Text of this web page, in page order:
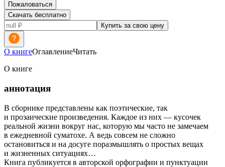
Пожаловаться
Скачать бесплатно
Купить за свою цену
О книгеОглавлениеЧитать
О книге
аннотация
В сборнике представлены как поэтические, так
и прозаические произведения. Каждое из них — кусочек
реальной жизни вокруг нас, которую мы часто не замечаем
в ежедневной суматохе. А ведь совсем не сложно
остановиться и на досуге поразмышлять о простых вещах
и жизненных ситуациях…
Книга публикуется в авторской орфографии и пунктуации